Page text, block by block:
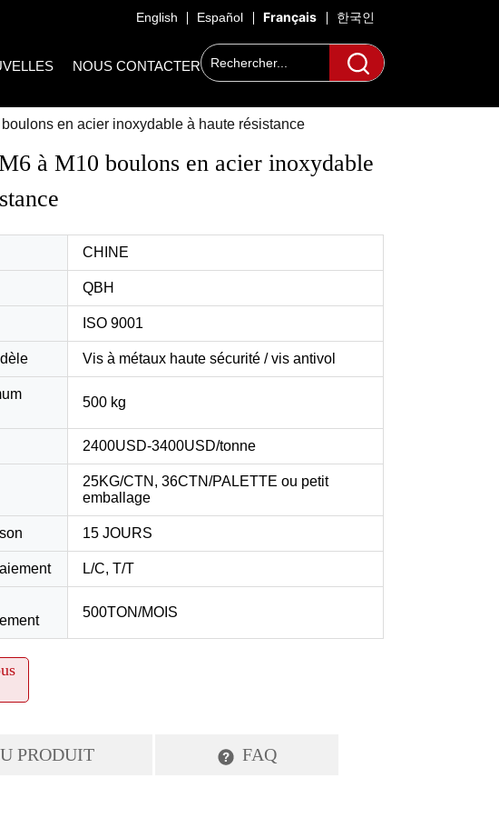
English Español Français 한국인
NOUS CONTACTER
en acier inoxydable à haute résistance
à M10 boulons en acier inoxydable
PRODUIT FAQ